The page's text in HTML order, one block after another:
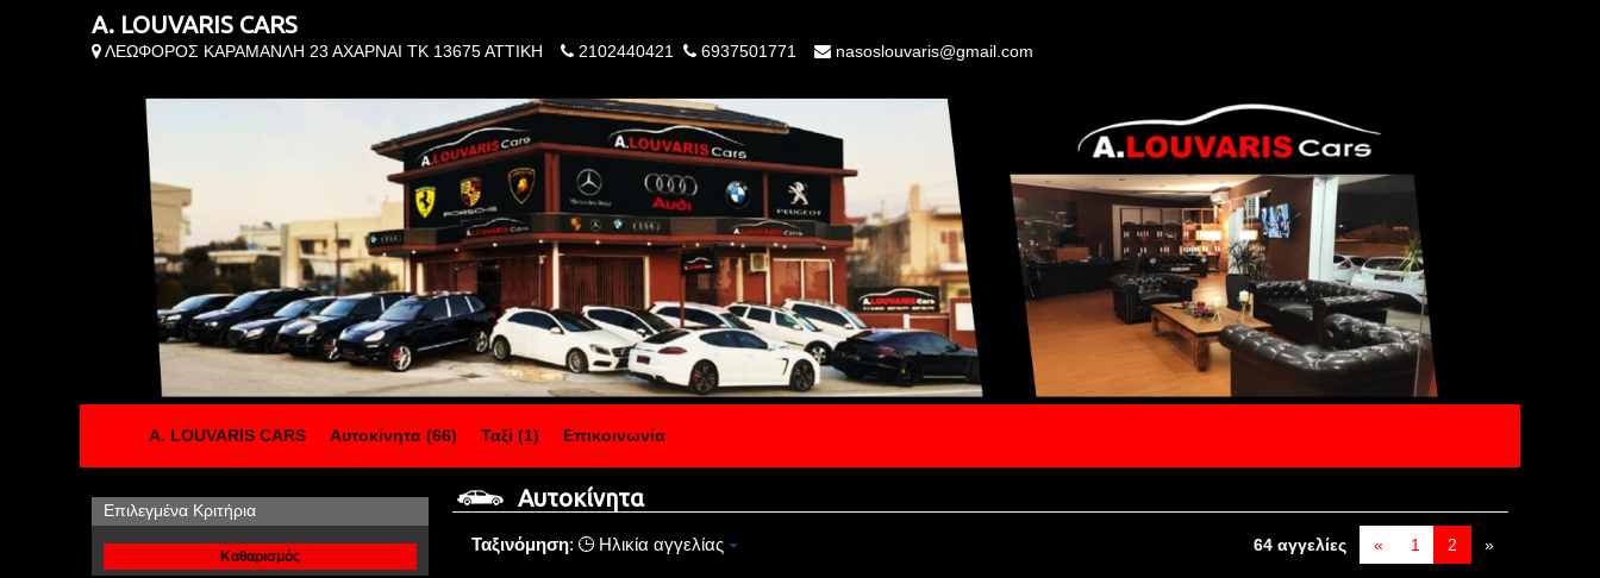
A. LOUVARIS CARS
ΛΕΩΦΟΡΟΣ ΚΑΡΑΜΑΝΛΗ 23 ΑΧΑΡΝΑΙ ΤΚ 13675 ΑΤΤΙΚΗ 2102440421 6937501771 nasoslouvaris@gmail.com
A. LOUVARIS CARS Αυτοκίνητα (66) Ταξί (1) Επικοινωνία
Επιλεγμένα Κριτήρια
Καθαρισμός
Αυτοκίνητα
64 αγγελίες « 1 2 »
Ταξινόμηση: Ηλικία αγγελίας